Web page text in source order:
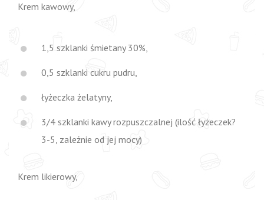
Krem kawowy,
1,5 szklanki śmietany 30%,
0,5 szklanki cukru pudru,
łyżeczka żelatyny,
3/4 szklanki kawy rozpuszczalnej (ilość łyżeczek?
3-5, zależnie od jej mocy)
Krem likierowy,